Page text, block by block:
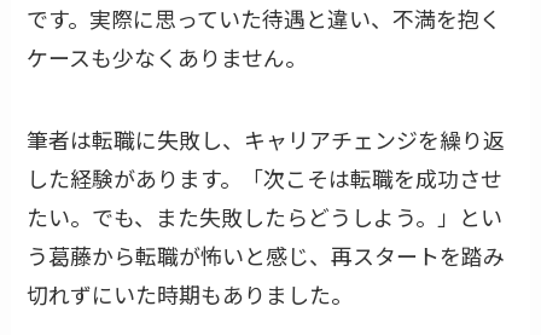
です。実際に思っていた待遇と違い、不満を抱く
ケースも少なくありません。
筆者は転職に失敗し、キャリアチェンジを繰り返
した経験があります。「次こそは転職を成功させ
たい。でも、また失敗したらどうしよう。」とい
う葛藤から転職が怖いと感じ、再スタートを踏み
切れずにいた時期もありました。